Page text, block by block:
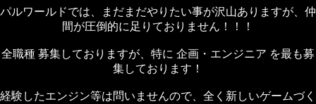
パルワールドでは、まだまだやりたい事が沢山ありますが、仲
間が圧倒的に足りておりません！！！
全職種 募集しておりますが、特に 企画・エンジニア を最も募
集しております！
経験したエンジン等は問いませんので、全く新しいゲームづく